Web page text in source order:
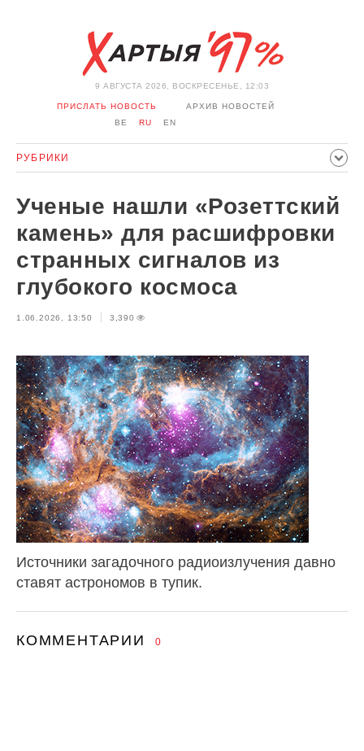
9 АВГУСТА 2026, ВОСКРЕСЕНЬЕ, 12:03
ПРИСЛАТЬ НОВОСТЬ
АРХИВ НОВОСТЕЙ
BE
RU EN
РУБРИКИ
ПРОИСШЕСТВИЯ СПОРТ КУЛЬТУРА ИСТОРИЯ
МНЕНИЕ ИНТЕРВЬЮ ТЕХНОЛОГИИ ЗДОРОВЬЕ
АВТО ОТДЫХ ОБХОД БЛОКИРОВКИ И СОЛИДАРНОСТЬ
КОРОНАВИРУС БЕЛАРУСЬ В НАТО
Ученые нашли «Розеттский
камень» для расшифровки
странных сигналов из
глубокого космоса
1.06.2026, 13:50 3,390
Источники загадочного радиоизлучения давно
ставят астрономов в тупик.
КОММЕНТАРИИ 0